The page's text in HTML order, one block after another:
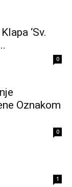
‘Sv.
0
Oznakom
0
1